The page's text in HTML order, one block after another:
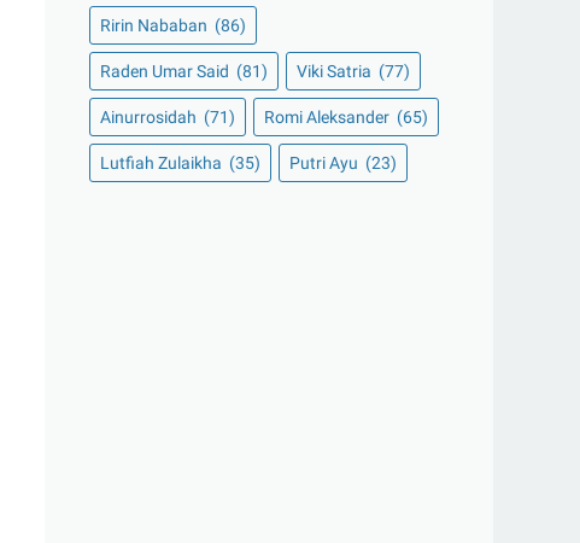
Ririn Nababan (86)
Raden Umar Said (81) Viki Satria (77)
Ainurrosidah (71) Romi Aleksander (65)
Lutfiah Zulaikha (35) Putri Ayu (23)